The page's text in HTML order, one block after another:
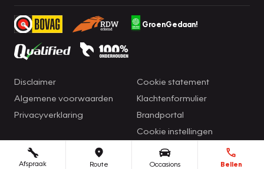
Afspraak Route Occasions Bellen
GroenGedaan!
Disclaimer
Algemene voorwaarden
Privacyverklaring
Cookie statement
Klachtenformulier
Brandportal
Cookie instellingen